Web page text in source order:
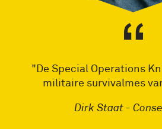
"De Special Operations
militaire survivalmes
Dirk Staat -